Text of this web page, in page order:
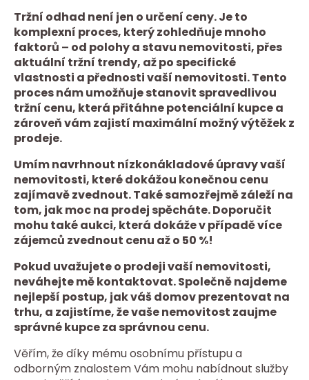
Tržní odhad není jen o určení ceny. Je to
komplexní proces, který zohledňuje mnoho
faktorů – od polohy a stavu nemovitosti, přes
aktuální tržní trendy, až po specifické
vlastnosti a přednosti vaší nemovitosti. Tento
proces nám umožňuje stanovit spravedlivou
tržní cenu, která přitáhne potenciální kupce a
zároveň vám zajistí maximální možný výtěžek z
prodeje.
Umím navrhnout nízkonákladové úpravy vaší
nemovitosti, které dokážou konečnou cenu
zajímavě zvednout. Také samozřejmě záleží na
tom, jak moc na prodej spěcháte. Doporučit
mohu také aukci, která dokáže v případě více
zájemců zvednout cenu až o 50 %!
Pokud uvažujete o prodeji vaší nemovitosti,
neváhejte mě kontaktovat. Společně najdeme
nejlepší postup, jak váš domov prezentovat na
trhu, a zajistíme, že vaše nemovitost zaujme
správné kupce za správnou cenu.
Věřím, že díky mému osobnímu přístupu a
odborným znalostem Vám mohu nabídnout služby